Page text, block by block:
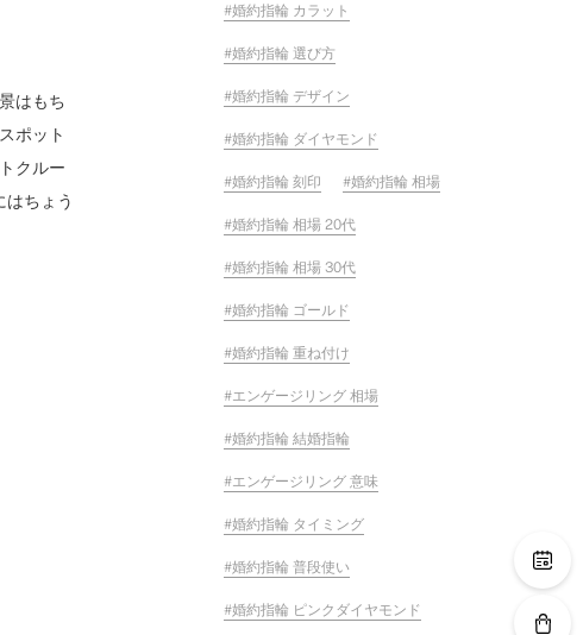
はもち
ポット
クルー
ちょう
婚約指輪 カラット
婚約指輪 選び方
婚約指輪 デザイン
婚約指輪 ダイヤモンド
婚約指輪 刻印 婚約指輪 相場
婚約指輪 相場 20代
婚約指輪 相場 30代
婚約指輪 ゴールド
婚約指輪 重ね付け
エンゲージリング 相場
婚約指輪 結婚指輪
エンゲージリング 意味
婚約指輪 タイミング
婚約指輪 普段使い
婚約指輪 ピンクダイヤモンド